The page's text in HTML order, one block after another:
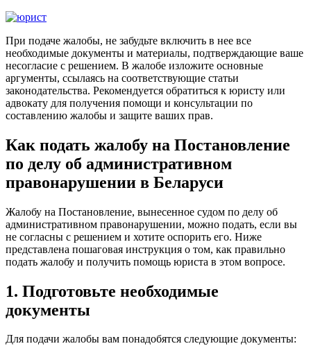
При подаче жалобы, не забудьте включить в нее все
необходимые документы и материалы, подтверждающие ваше
несогласие с решением. В жалобе изложите основные
аргументы, ссылаясь на соответствующие статьи
законодательства. Рекомендуется обратиться к юристу или
адвокату для получения помощи и консультации по
составлению жалобы и защите ваших прав.
Как подать жалобу на Постановление
по делу об административном
правонарушении в Беларуси
Жалобу на Постановление, вынесенное судом по делу об
административном правонарушении, можно подать, если вы
не согласны с решением и хотите оспорить его. Ниже
представлена пошаговая инструкция о том, как правильно
подать жалобу и получить помощь юриста в этом вопросе.
1. Подготовьте необходимые
документы
Для подачи жалобы вам понадобятся следующие документы: